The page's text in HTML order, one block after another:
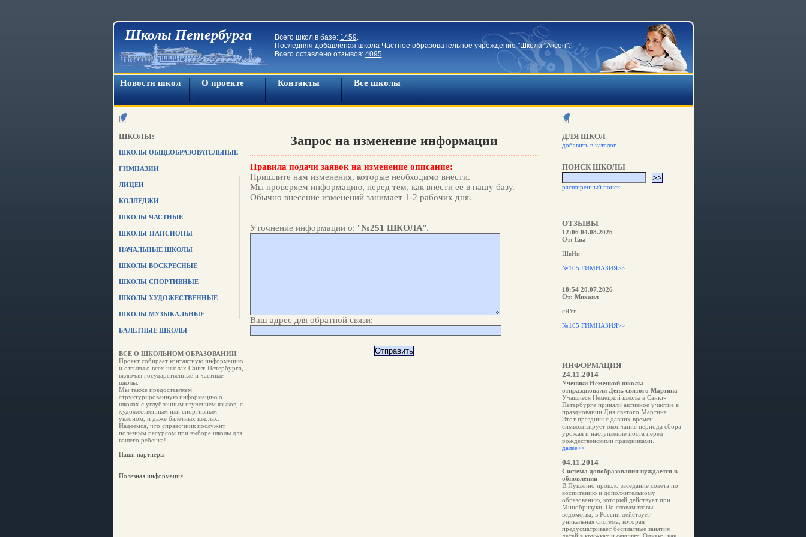
Школы Петербурга Всего школ в базе: 1459.
Последняя добавленая школа Частное образовательное учреждение "Школа "Аксон".
Всего оставлено отзывов: 4095.
Новости школ О проекте Контакты Все школы
ШКОЛЫ:
ШКОЛЫ ОБЩЕОБРАЗОВАТЕЛЬНЫЕ
ГИМНАЗИИ
ЛИЦЕИ
КОЛЛЕДЖИ
ШКОЛЫ ЧАСТНЫЕ
ШКОЛЫ-ПАНСИОНЫ
НАЧАЛЬНЫЕ ШКОЛЫ
ШКОЛЫ ВОСКРЕСНЫЕ
ШКОЛЫ СПОРТИВНЫЕ
ШКОЛЫ ХУДОЖЕСТВЕННЫЕ
ШКОЛЫ МУЗЫКАЛЬНЫЕ
БАЛЕТНЫЕ ШКОЛЫ
ВСЕ О ШКОЛЬНОМ ОБРАЗОВАНИИ
Проект собирает контактную информацию
и отзывы о всех школах Санкт-Петербурга,
включая государственные и частные
школы.
Мы также предоставляем
структурированную информацию о
школах с углубленным изучением языков, с
художественным или спортивным
уклоном, и даже балетных школах.
Надеемся, что справочник послужит
полезным ресурсом при выборе школы для
вашего ребенка!
Наши партнеры
Полезная информация:
Запрос на изменение информации
Правила подачи заявок на изменение описание:
Пришлите нам изменения, которые необходимо внести.
Мы проверяем информацию, перед тем, как внести ее в нашу базу.
Обычно внесение изменений занимает 1-2 рабочих дня.
Уточнение информации о: "№251 ШКОЛА".
Ваш адрес для обратной связи:
ДЛЯ ШКОЛ
добавить в каталог
ПОИСК ШКОЛЫ
расширенный поиск
ОТЗЫВЫ
12:06 04.08.2026
От: Ева
ШвНн
№105 ГИМНАЗИЯ>>
18:54 20.07.2026
От: Михаил
сЯУг
№105 ГИМНАЗИЯ>>
ИНФОРМАЦИЯ
24.11.2014
Ученики Немецкой школы
отпраздновали День святого Мартина
Учащиеся Немецкой школы в Санкт-
Петербурге приняли активное участие в
праздновании Дня святого Мартина.
Этот праздник с давних времен
символизирует окончание периода сбора
урожая и наступление поста перед
рождественскими праздниками.
далее>>
04.11.2014
Система допобразования нуждается в
обновлении
В Пушкино прошло заседание совета по
воспитанию и дополнительному
образованию, который действует при
Минобрнауки. По словам главы
ведомства, в России действует
уникальная система, которая
предусматривает бесплатные занятия